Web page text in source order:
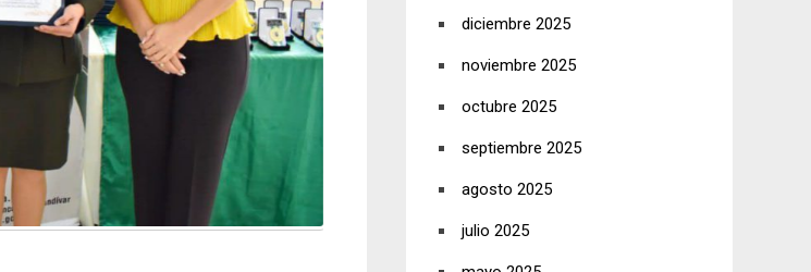
diciembre 2025
noviembre 2025
octubre 2025
septiembre 2025
agosto 2025
julio 2025